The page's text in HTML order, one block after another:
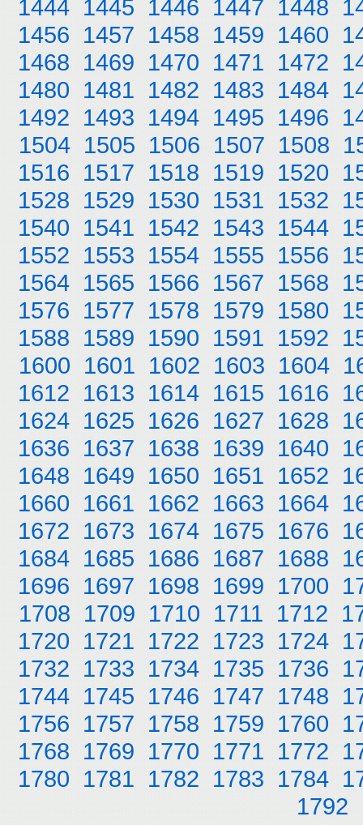
1444 1445 1446 1447 1448
1456 1457 1458 1459 1460
1468 1469 1470 1471 1472
1480 1481 1482 1483 1484
1492 1493 1494 1495 1496
1504 1505 1506 1507 1508
1516 1517 1518 1519 1520
1528 1529 1530 1531 1532
1540 1541 1542 1543 1544
1552 1553 1554 1555 1556
1564 1565 1566 1567 1568
1576 1577 1578 1579 1580
1588 1589 1590 1591 1592
1600 1601 1602 1603 1604
1612 1613 1614 1615 1616
1624 1625 1626 1627 1628
1636 1637 1638 1639 1640
1648 1649 1650 1651 1652
1660 1661 1662 1663 1664
1672 1673 1674 1675 1676
1684 1685 1686 1687 1688
1696 1697 1698 1699 1700
1708 1709 1710 1711 1712
1720 1721 1722 1723 1724
1732 1733 1734 1735 1736
1744 1745 1746 1747 1748
1756 1757 1758 1759 1760
1768 1769 1770 1771 1772
1780 1781 1782 1783 1784
1792